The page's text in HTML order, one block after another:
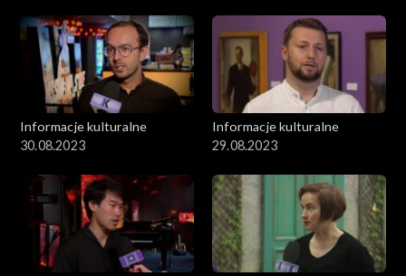
Informacje kulturalne
30.08.2023
Informacje kulturalne
29.08.2023